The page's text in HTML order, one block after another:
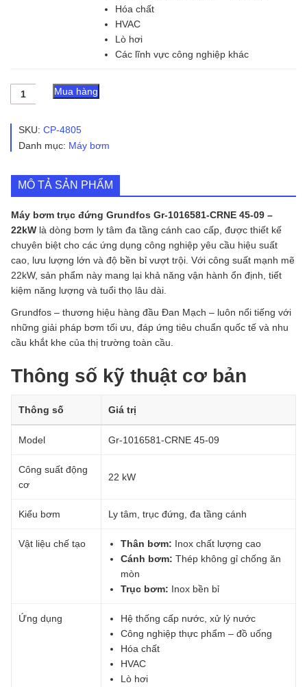
Hóa chất
HVAC
Lò hơi
Các lĩnh vực công nghiệp khác
Máy
bơm
đứng
Gr-
CRNE
45-
09
-
22kW
lượng
Mua hàng
SKU: CP-4805
Danh mục: Máy bơm
MÔ TẢ SẢN PHẨM
Máy bơm trục đứng Grundfos Gr-1016581-CRNE 45-09 –
22kW là dòng bơm ly tâm đa tầng cánh cao cấp, được thiết kế
chuyên biệt cho các ứng dụng công nghiệp yêu cầu hiệu suất
cao, lưu lượng lớn và độ bền bỉ vượt trội. Với công suất mạnh mẽ
22kW, sản phẩm này mang lại khả năng vận hành ổn định, tiết
kiệm năng lượng và tuổi thọ lâu dài.
Grundfos – thương hiệu hàng đầu Đan Mạch – luôn nổi tiếng với
những giải pháp bơm tối ưu, đáp ứng tiêu chuẩn quốc tế và nhu
cầu khắt khe của thị trường toàn cầu.
Thông số kỹ thuật cơ bản
Thông số Giá trị
Model Gr-1016581-CRNE 45-09
Công suất động
cơ
22 kW
Kiểu bơm Ly tâm, trục đứng, đa tầng cánh
Vật liệu chế tạo Thân bơm: Inox chất lượng cao
Cánh bơm: Thép không gỉ chống ăn
mòn
Trục bơm: Inox bền bỉ
Ứng dụng
Hệ thống cấp nước, xử lý nước
Công nghiệp thực phẩm – đồ uống
Hóa chất
HVAC
Lò hơi